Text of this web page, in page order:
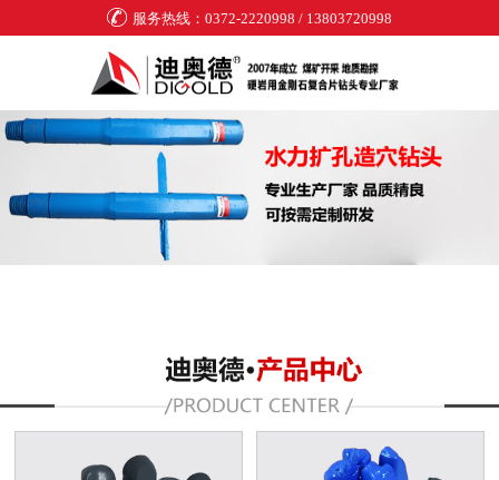
服务热线：0372-2220998 / 13803720998